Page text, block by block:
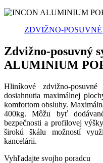
ZDVIŽNO-
Zdvižno-posuvný
ALUMINIUM
Hliníkové zdvižno-
dosiahnutia maximálnej
komfortom obsluhy.
400kg. Môžu byť
bezpečnosti a profilovej
širokú škálu možností
kancelárii.
Vyhľadajte svojho poradcu